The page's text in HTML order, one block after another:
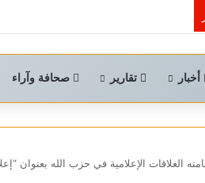
أخبار تقارير صحافة وآراء
العلاقات الإعلامية في حزب الله بعنوان